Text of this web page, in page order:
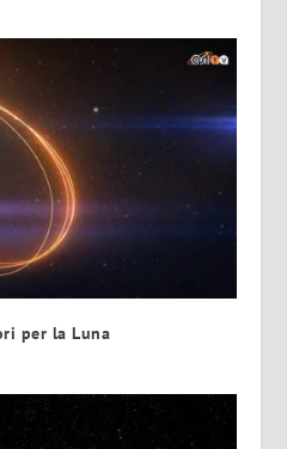
per la Luna